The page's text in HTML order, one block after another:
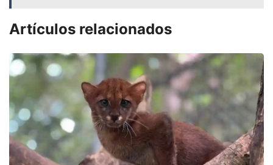
Artículos relacionados